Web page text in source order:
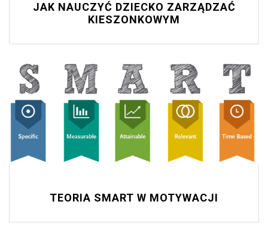
JAK NAUCZYĆ DZIECKO ZARZĄDZAĆ
KIESZONKOWYM
TEORIA SMART W MOTYWACJI